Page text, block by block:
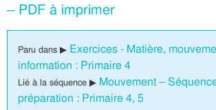
– PDF à imprimer
Paru dans ▶ Exercices - Matière,
information : Primaire 4
Lié à la séquence ▶ Mouvement –
préparation : Primaire 4, 5